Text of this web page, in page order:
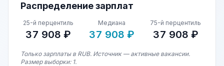
Распределение зарплат
25-й перцентиль
37 908 ₽
Медиана
37 908 ₽
75-й перцентиль
37 908 ₽
Только зарплаты в RUB. Источник — активные вакансии.
Размер выборки: 1.